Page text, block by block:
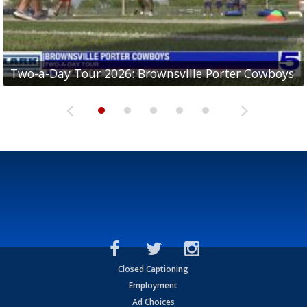
Two-a-Day Tour 2026: Brownsville Porter Cowboys
Two-a-Day Tour 2026: Brownsville Lopez Lobos
Two-a-Day Tour 2026: Mercedes Tigers
Two-a-Day Tour 2026: Progreso Red Ants
Two-a-Day Tour 2026: Donna Redskins
Closed Captioning
Employment
Ad Choices